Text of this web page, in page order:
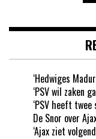
‘Hedwiges
‘PSV wil zaken
‘PSV heeft
De Snor over
‘Ajax ziet